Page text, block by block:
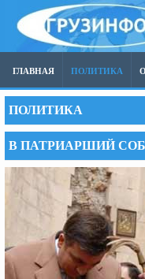
ГЛАВНАЯ ПОЛИТИКА
ПОЛИТИКА
В ПАТРИАРШИЙ